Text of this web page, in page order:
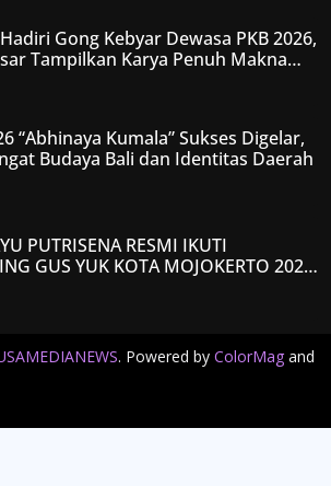
Gong Kebyar Dewasa PKB 2026,
Tampilkan Karya Penuh Makna
“Abhinaya Kumala” Sukses Digelar,
Budaya Bali dan Identitas Daerah
PUTRISENA RESMI IKUTI
GUS YUK KOTA MOJOKERTO 2026,
PESERTA Y008
. Powered by ColorMag and